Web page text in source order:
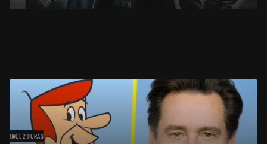
HACE 2 HORAS